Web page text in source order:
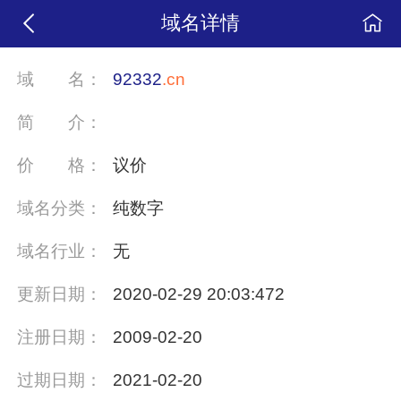
域名详情
域名： 92332.cn
简 介：
价格： 议价
域名分类： 纯数字
域名行业： 无
更新日期： 2020-02-29 20:03:472
注册日期： 2009-02-20
过期日期： 2021-02-20